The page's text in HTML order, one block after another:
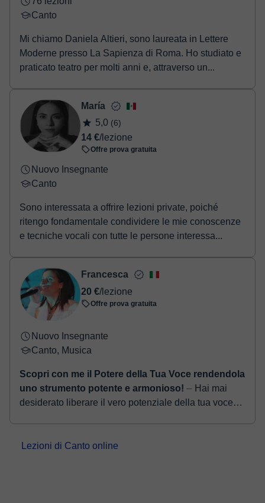
Canto
Mi chiamo Daniela Altieri, sono laureata in Lettere
Moderne presso La Sapienza di Roma. Ho studiato e
praticato teatro per molti anni e, attraverso un...
María
5,0 (6)
14 €/lezione
Offre prova gratuita
Nuovo Insegnante
Canto
Sono interessata a offrire lezioni private, poiché
ritengo fondamentale condividere le mie conoscenze
e tecniche vocali con tutte le persone interessa...
Francesca
20 €/lezione
Offre prova gratuita
Nuovo Insegnante
Canto, Musica
Scopri con me il Potere della Tua Voce rendendola
uno strumento potente e armonioso! ⏤ Hai mai
desiderato liberare il vero potenziale della tua voce?
Lezioni di Canto online